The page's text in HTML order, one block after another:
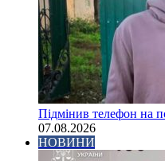
Підмінив телефон на
07.08.2026
НОВИНИ